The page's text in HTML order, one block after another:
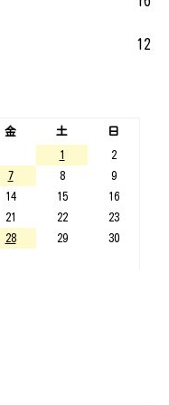
12
金 土
日
1
2
7 8
9
14 15
16
21 22
23
28 29
30